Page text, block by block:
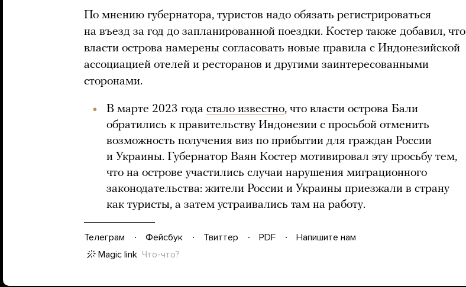
По мнению губернатора, туристов надо обязать регистрироваться
на въезд за год до запланированной поездки. Костер также добавил, что
власти острова намерены согласовать новые правила с Индонезийской
ассоциацией отелей и ресторанов и другими заинтересованными
сторонами.
В марте 2023 года стало известно, что власти острова Бали
обратились к правительству Индонезии с просьбой отменить
возможность получения виз по прибытии для граждан России
и Украины. Губернатор Ваян Костер мотивировал эту просьбу тем,
что на острове участились случаи нарушения миграционного
законодательства: жители России и Украины приезжали в страну
как туристы, а затем устраивались там на работу.
Телеграм Фейсбук Твиттер PDF
Напишите нам
Magic link Что-что?